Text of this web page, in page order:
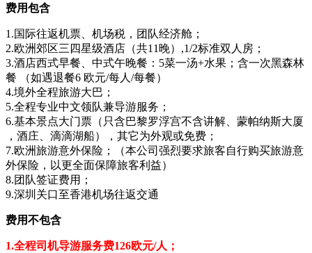
费用包含
1.国际往返机票、机场税，团队经济舱；
2.欧洲郊区三四星级酒店（共11晚）,1/2标准双人房；
3.酒店西式早餐、中式午晚餐：5菜一汤+水果；含一次黑森林
餐 （如遇退餐6 欧元/每人/每餐）
4.境外全程旅游大巴；
5.全程专业中文领队兼导游服务；
6.基本景点大门票（只含巴黎罗浮宫不含讲解、蒙帕纳斯大厦
，酒庄、滴滴湖船），其它为外观或免费；
7.欧洲旅游意外保险；（本公司强烈要求旅客自行购买旅游意
外保险，以更全面保障旅客利益）
8.团队签证费用；
9.深圳关口至香港机场往返交通
费用不包含
1.全程司机导游服务费126欧元/人；